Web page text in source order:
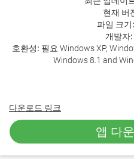
현재 버
파일 크기:
개발자:
호환성: 필요 Windows XP,
Windows 8.1 and
다운로드 링크
앱 다